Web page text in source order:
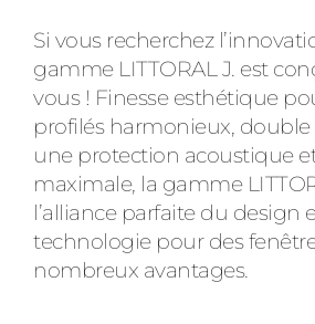
Si vous recherchez
gamme LITTORAL J. est
vous ! Finesse esthétique
profilés harmonieux,
une protection acoustique
maximale, la gamme
l’alliance parfaite du design
technologie pour des
nombreux avantages.